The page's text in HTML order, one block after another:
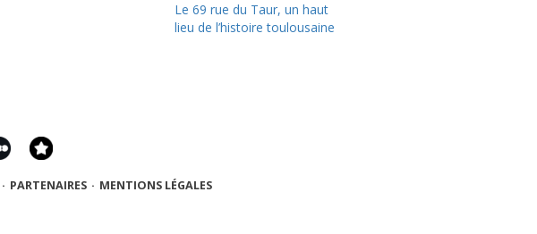
Le 69 rue du Taur, un haut
lieu de l’histoire toulousaine
· PARTENAIRES · MENTIONS LÉGALES